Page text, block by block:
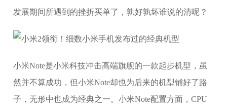
发展期间所遇到的挫折买单了，孰好孰坏谁说的清呢？
小米Note是小米科技冲击高端旗舰的一款起步机型，虽
然并不算成功，但小米Note却也为后来的机型铺好了路
子，无形中也成为经典之一。小米Note配置方面，CPU